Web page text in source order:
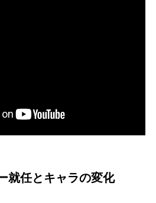
就任とキャラの変化